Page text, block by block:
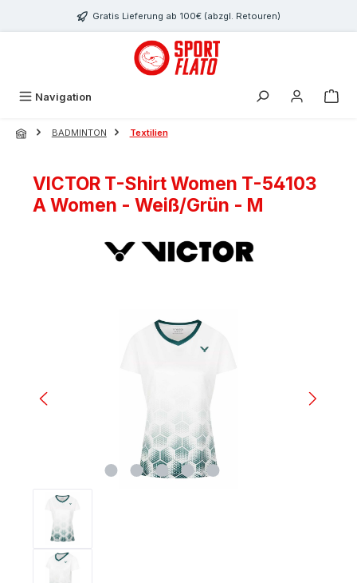
Zum Hauptinhalt springenGratis Lieferung ab 100€ (abzgl. Retouren)
Navigation
BADMINTON Textilien
VICTOR T-Shirt Women T-54103
A Women - Weiß/Grün - M